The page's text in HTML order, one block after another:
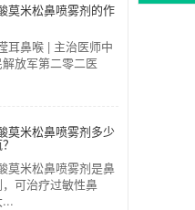
莫米松鼻喷雾剂的作
耳鼻喉 | 主治医师中
放军第二零二医
莫米松鼻喷雾剂多少
莫米松鼻喷雾剂是鼻
可治疗过敏性鼻
...